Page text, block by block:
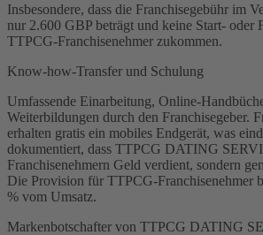
Insbesondere, dass die Franchisegebühr im
nur 2.600 GBP beträgt und keine Start- oder
TTPCG-Franchisenehmer zukommen.
Know-how-Transfer und Schulung
Umfassende Einarbeitung, Online-
Weiterbildungen durch den Franchisegeber.
erhalten gratis ein mobiles Endgerät, was
dokumentiert, dass TTPCG DATING
Franchisenehmern Geld verdient, sondern
Die Provision für TTPCG-Franchisenehmer
% vom Umsatz.
Markenbotschafter von TTPCG DATING